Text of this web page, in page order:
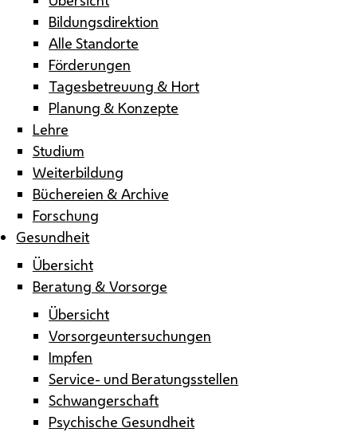
Bildungsdirektion
Alle Standorte
Förderungen
Tagesbetreuung & Hort
Planung & Konzepte
Lehre
Studium
Weiterbildung
Büchereien & Archive
Forschung
Gesundheit
Übersicht
Beratung & Vorsorge
Übersicht
Vorsorgeuntersuchungen
Impfen
Service- und Beratungsstellen
Schwangerschaft
Psychische Gesundheit